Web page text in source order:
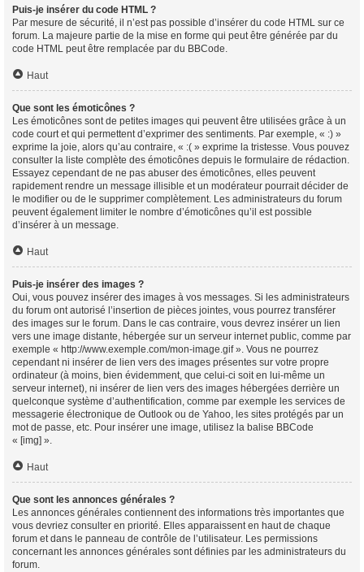
Puis-je insérer du code HTML ?
Par mesure de sécurité, il n’est pas possible d’insérer du code HTML sur ce
forum. La majeure partie de la mise en forme qui peut être générée par du
code HTML peut être remplacée par du BBCode.
Haut
Que sont les émoticônes ?
Les émoticônes sont de petites images qui peuvent être utilisées grâce à un
code court et qui permettent d’exprimer des sentiments. Par exemple, « :) »
exprime la joie, alors qu’au contraire, « :( » exprime la tristesse. Vous pouvez
consulter la liste complète des émoticônes depuis le formulaire de rédaction.
Essayez cependant de ne pas abuser des émoticônes, elles peuvent
rapidement rendre un message illisible et un modérateur pourrait décider de
le modifier ou de le supprimer complètement. Les administrateurs du forum
peuvent également limiter le nombre d’émoticônes qu’il est possible
d’insérer à un message.
Haut
Puis-je insérer des images ?
Oui, vous pouvez insérer des images à vos messages. Si les administrateurs
du forum ont autorisé l’insertion de pièces jointes, vous pourrez transférer
des images sur le forum. Dans le cas contraire, vous devrez insérer un lien
vers une image distante, hébergée sur un serveur internet public, comme par
exemple « http://www.exemple.com/mon-image.gif ». Vous ne pourrez
cependant ni insérer de lien vers des images présentes sur votre propre
ordinateur (à moins, bien évidemment, que celui-ci soit en lui-même un
serveur internet), ni insérer de lien vers des images hébergées derrière un
quelconque système d’authentification, comme par exemple les services de
messagerie électronique de Outlook ou de Yahoo, les sites protégés par un
mot de passe, etc. Pour insérer une image, utilisez la balise BBCode
« [img] ».
Haut
Que sont les annonces générales ?
Les annonces générales contiennent des informations très importantes que
vous devriez consulter en priorité. Elles apparaissent en haut de chaque
forum et dans le panneau de contrôle de l’utilisateur. Les permissions
concernant les annonces générales sont définies par les administrateurs du
forum.